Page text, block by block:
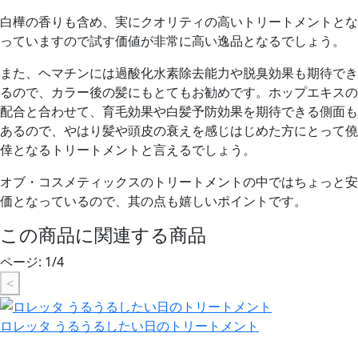
白樺の香りも含め、実にクオリティの高いトリートメントとな
っていますので試す価値が非常に高い逸品となるでしょう。
また、ヘマチンには過酸化水素除去能力や脱臭効果も期待でき
るので、カラー後の髪にもとてもお勧めです。ホップエキスの
配合と合わせて、育毛効果や白髪予防効果を期待できる側面も
あるので、やはり髪や頭皮の衰えを感じはじめた方にとって僥
倖となるトリートメントと言えるでしょう。
オブ・コスメティックスのトリートメントの中ではちょっと安
価となっているので、其の点も嬉しいポイントです。
この商品に関連する商品
ページ: 1/4
<
ロレッタ うるうるしたい日のトリートメント